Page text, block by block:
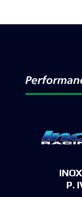
P.